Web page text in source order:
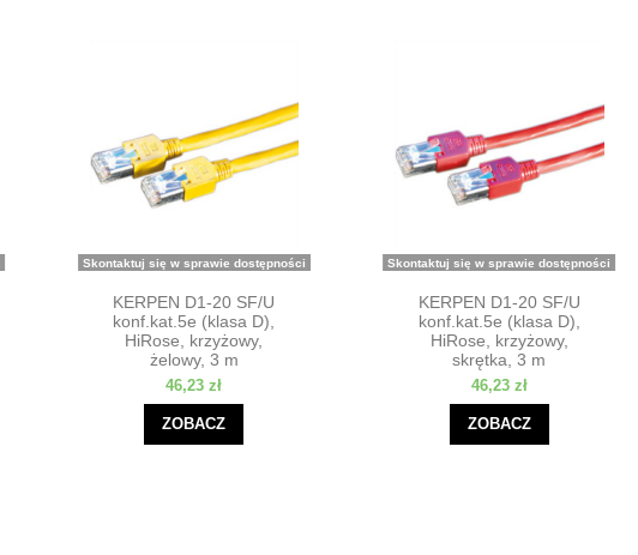
Skontaktuj się w sprawie dostępności
KERPEN D1-20 SF/U
konf.kat.5e (klasa D),
HiRose, krzyżowy,
żelowy, 3 m
46,23 zł
ZOBACZ
Skontaktuj się w sprawie dostępności
KERPEN D1-20 SF/U
konf.kat.5e (klasa D),
HiRose, krzyżowy,
skrętka, 3 m
46,23 zł
ZOBACZ